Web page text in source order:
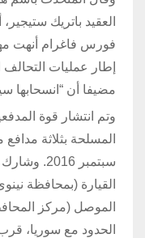
العقيد باتريك
فورس فاغرام أنهت
إطار عمليات
مضيفا أن “انسحابها
وتم انتشار قوة
سبتمبر
القيارة (بمحافظة
الموصل (مركز
الحدود مع سوريا،